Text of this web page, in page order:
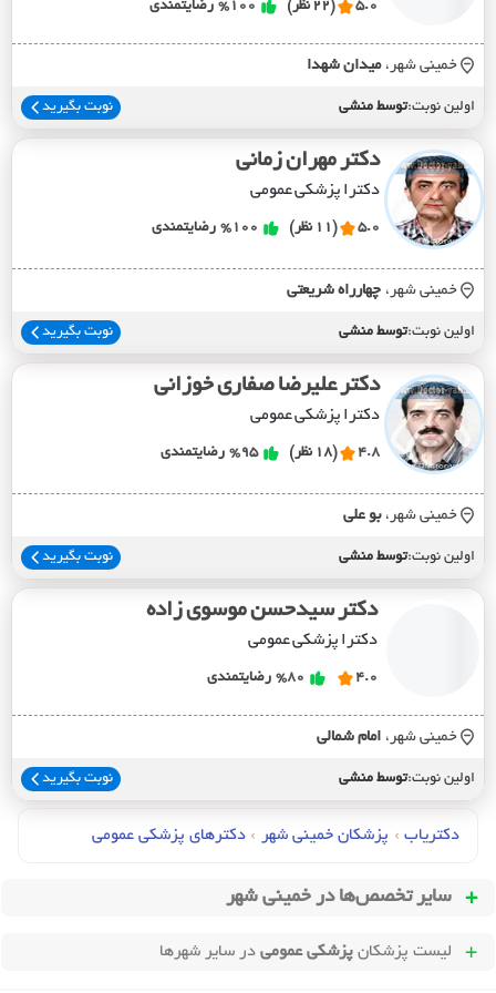
5.0 (22 نظر) %100 رضایتمندی
خمینی شهر، ميدان شهدا
اولین نوبت:توسط منشی نوبت بگیرید
دکتر مهران زمانی
دکترا پزشکی عمومی
5.0 (11 نظر) %100 رضایتمندی
خمینی شهر، چهارراه شريعتي
اولین نوبت:توسط منشی نوبت بگیرید
دکتر علیرضا صفاری خوزانی
دکترا پزشکی عمومی
4.8 (18 نظر) %95 رضایتمندی
خمینی شهر، بو علي
اولین نوبت:توسط منشی نوبت بگیرید
دکتر سیدحسن موسوی زاده
دکترا پزشکی عمومی
4.0
%80 رضایتمندی
خمینی شهر، امام شمالي
اولین نوبت:توسط منشی نوبت بگیرید
دکتریاب › پزشکان خمینی شهر › دکترهای پزشکي عمومي
سایر تخصص‌ها در خمینی شهر
لیست پزشکان پزشکی عمومی در سایر شهرها